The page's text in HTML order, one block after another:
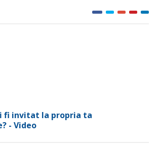
fi invitat la propria ta
- Video